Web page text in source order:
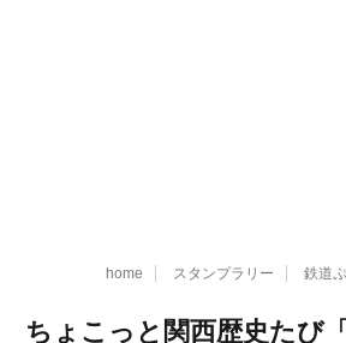
home スタンプラリー 鉄道
ちょこっと関西歴史たび